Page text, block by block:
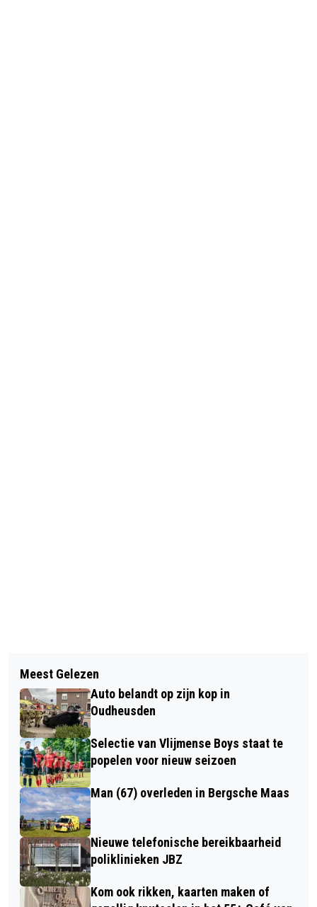
ZONDAG 28 JUNI WORDT EEN
FEESTDAG IN VLIJMEN: DRIE
ACTIVITEITEN OP STEENWORP
AFSTAND VAN ELKAAR
WEKELIJKSE KERKBERICHTEN
PAROCHIE HEILIGE AUGUSTINUS
Meest Gelezen
Auto belandt op zijn kop in
Oudheusden
Selectie van Vlijmense Boys staat te
popelen voor nieuw seizoen
Man (67) overleden in Bergsche Maas
Nieuwe telefonische bereikbaarheid
poliklinieken JBZ
Kom ook rikken, kaarten maken of